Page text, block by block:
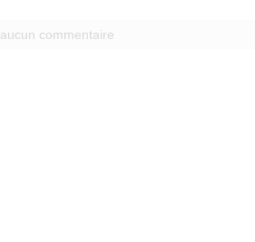
aucun commentaire